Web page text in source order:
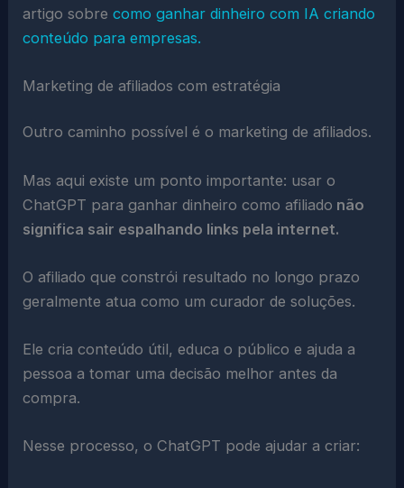
artigo sobrecomo ganhar dinheiro com IA criando
conteúdo para empresas.
Marketing de afiliados com estratégia
Outro caminho possível é o marketing de afiliados.
Mas aqui existe um ponto importante: usar o
ChatGPT para ganhar dinheiro como afiliado não
significa sair espalhando links pela internet.
O afiliado que constrói resultado no longo prazo
geralmente atua como um curador de soluções.
Ele cria conteúdo útil, educa o público e ajuda a
pessoa a tomar uma decisão melhor antes da
compra.
Nesse processo, o ChatGPT pode ajudar a criar: